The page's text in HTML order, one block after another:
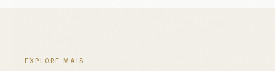
EXPLORE MAIS